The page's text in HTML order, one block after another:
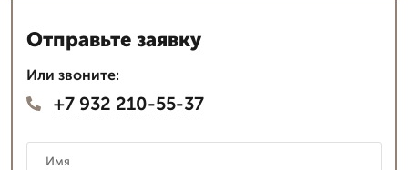
Отправьте заявку
Или звоните:
+7 932 210-55-37